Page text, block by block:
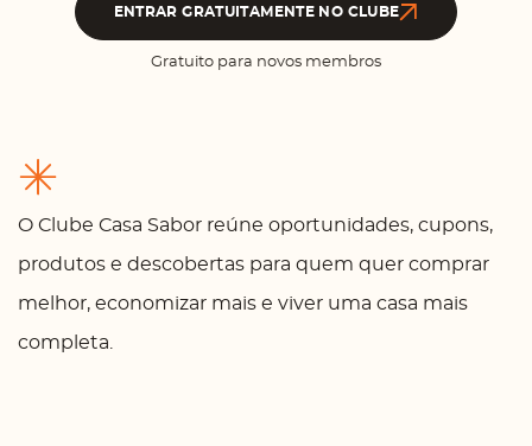
ENTRAR GRATUITAMENTE NO CLUBE
Gratuito para novos membros
O Clube Casa Sabor reúne oportunidades, cupons,
produtos e descobertas para quem quer comprar
melhor, economizar mais e viver uma casa mais
completa.